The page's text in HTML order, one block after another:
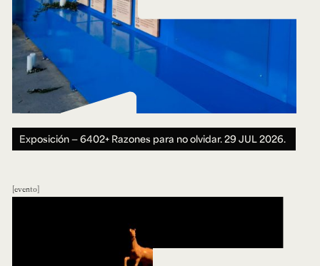
Exposición — 6402+ Razones para no olvidar.29 JUL 2026.
evento